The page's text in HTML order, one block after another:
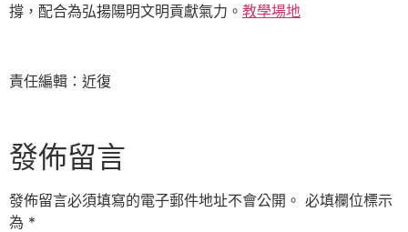
撐，配合為弘揚陽明文明貢獻氣力。 教學場地
責任編輯：近復
發佈留言
發佈留言必須填寫的電子郵件地址不會公開。 必填欄位標示
為 *